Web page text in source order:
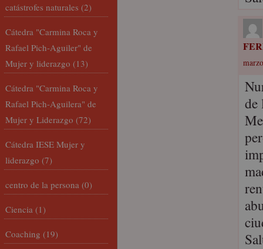
de
catástrofes naturales (2)
Cátedra "Carmina Roca y
Rafael Pich-Aguiler" de
Mujer y liderazgo (13)
Cátedra "Carmina Roca y
Rafael Pich-Aguilera" de
Mujer y Liderazgo (72)
Cátedra IESE Mujer y
liderazgo (7)
centro de la persona (0)
Ciencia (1)
Coaching (19)